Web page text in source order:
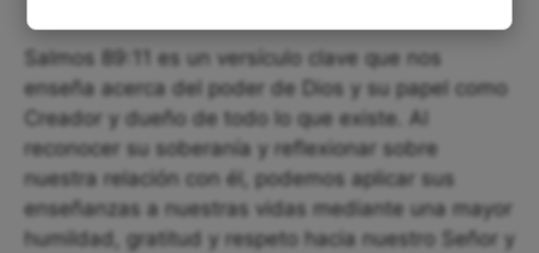
Salmos 89:11 es un versículo clave que nos
enseña acerca del poder de Dios y su papel como
Creador y dueño de todo lo que existe. Al
reconocer su soberanía y reflexionar sobre
nuestra relación con él, podemos aplicar sus
enseñanzas a nuestras vidas mediante una mayor
humildad, gratitud y respeto hacia nuestro Señor y